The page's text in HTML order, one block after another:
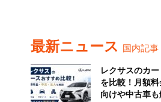
最新ニュース 国内記事
レクサスのカ
を比較！月額
向けや中古車